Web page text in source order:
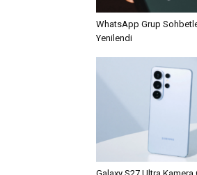
WhatsApp Grup
Yenilendi